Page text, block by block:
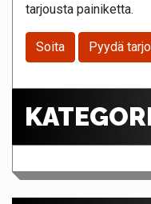
tarjousta painiketta.
Soita Pyydä